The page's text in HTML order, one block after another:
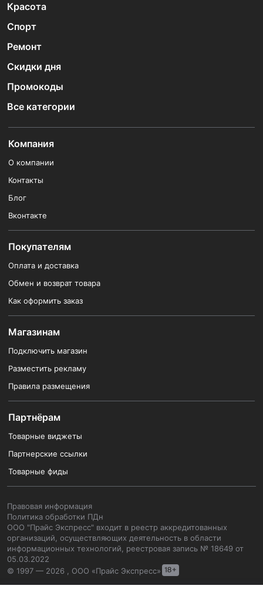
Красота
Спорт
Ремонт
Скидки дня
Промокоды
Все категории
Компания
О компании
Контакты
Блог
Вконтакте
Покупателям
Оплата и доставка
Обмен и возврат товара
Как оформить заказ
Магазинам
Подключить магазин
Разместить рекламу
Правила размещения
Партнёрам
Товарные виджеты
Партнерские ссылки
Товарные фиды
Правовая информация
Политика обработки ПДн
ООО "Прайс Экспресс" входит в реестр аккредитованных
организаций, осуществляющих деятельность в области
информационных технологий, реестровая запись № 18649 от
05.03.2022
© 1997 — 2026 , ООО «Прайс Экспресс»